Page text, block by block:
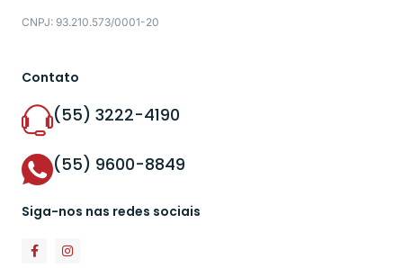
CNPJ: 93.210.573/0001-20
Contato
(55) 3222-4190
(55) 9600-8849
Siga-nos nas redes sociais